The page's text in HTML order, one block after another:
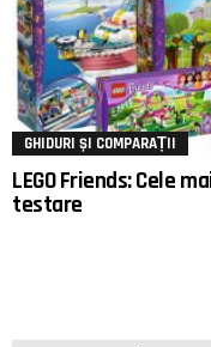
GHIDURI ȘI COMPARAȚII
LEGO Friends: Cele
testare